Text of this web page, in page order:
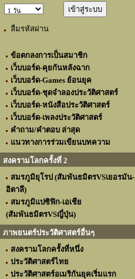
ลืมรหัสผ่าน
ข้อตกลงการเป็นสมาชิก
เว็บบอร์ด-คุยกันหลังฉาก
เว็บบอร์ด-Games ย้อนยุค
เว็บบอร์ด-ชุดจำลองประวัติศาสตร์
เว็บบอร์ด-หนังสือประวัติศาสตร์
เว็บบอร์ด-เพลงประวัติศาสตร์
คำถาม/คำตอบ ล่าสุด
แนวทางการร่วมเขียนบทความ
สงครามโลกครั้งที่ 2
สมรภูมิยุโรป (สัมพันธมิตรVSเยอรมัน-
อิตาลี)
สมรภูมิแปซิฟิก-เอเชีย
(สัมพันธมิตรVSญี่ปุ่น)
ภาพยนตร์ประวัติศาสตร์อื่นๆ
สงครามโลกครั้งที่หนึ่ง
ประวัติศาสตร์ไทย
ประวัติศาสตร์อเมริกันยุคเริ่มแรก